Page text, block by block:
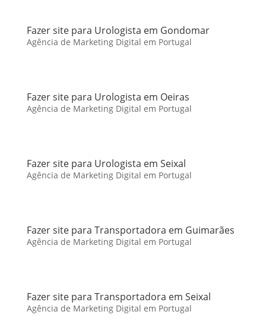
Fazer site para Urologista em Gondomar
Agência de Marketing Digital em Portugal
Fazer site para Urologista em Oeiras
Agência de Marketing Digital em Portugal
Fazer site para Urologista em Seixal
Agência de Marketing Digital em Portugal
Fazer site para Transportadora em Guimarães
Agência de Marketing Digital em Portugal
Fazer site para Transportadora em Seixal
Agência de Marketing Digital em Portugal